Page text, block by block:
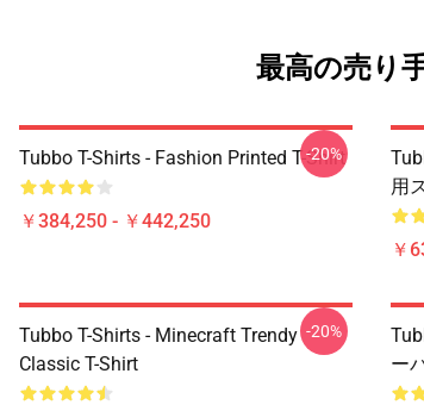
最高の売り
Tubbo T-Shirts - Fashion Printed T-Shirt
￥384,250 - ￥442,250
-20%
用
￥
Tubbo T-Shirts - Minecraft Trendy
Classic T-Shirt
-20%
ー